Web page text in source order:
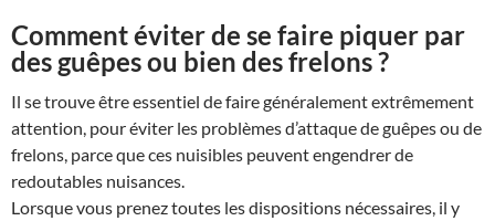
Comment éviter de se faire piquer par
des guêpes ou bien des frelons ?
Il se trouve être essentiel de faire généralement extrêmement
attention, pour éviter les problèmes d’attaque de guêpes ou de
frelons, parce que ces nuisibles peuvent engendrer de
redoutables nuisances.
Lorsque vous prenez toutes les dispositions nécessaires, il y